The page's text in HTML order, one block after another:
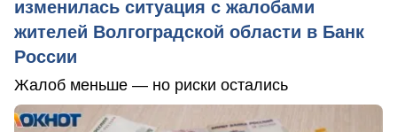
изменилась ситуация с жалобами
жителей Волгоградской области в Банк
России
Жалоб меньше — но риски остались